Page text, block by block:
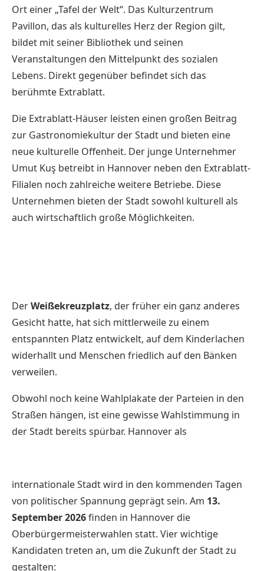
Ort einer „Tafel der Welt“. Das Kulturzentrum
Pavillon, das als kulturelles Herz der Region gilt,
bildet mit seiner Bibliothek und seinen
Veranstaltungen den Mittelpunkt des sozialen
Lebens. Direkt gegenüber befindet sich das
berühmte Extrablatt.
Die Extrablatt-Häuser leisten einen großen Beitrag
zur Gastronomiekultur der Stadt und bieten eine
neue kulturelle Offenheit. Der junge Unternehmer
Umut Kuş betreibt in Hannover neben den Extrablatt-
Filialen noch zahlreiche weitere Betriebe. Diese
Unternehmen bieten der Stadt sowohl kulturell als
auch wirtschaftlich große Möglichkeiten.
DerWeißekreuzplatz, der früher ein ganz anderes
Gesicht hatte, hat sich mittlerweile zu einem
entspannten Platz entwickelt, auf dem Kinderlachen
widerhallt und Menschen friedlich auf den Bänken
verweilen.
Obwohl noch keine Wahlplakate der Parteien in den
Straßen hängen, ist eine gewisse Wahlstimmung in
der Stadt bereits spürbar. Hannover als
internationale Stadt wird in den kommenden Tagen
von politischer Spannung geprägt sein. Am 13.
September 2026finden in Hannover die
Oberbürgermeisterwahlen statt. Vier wichtige
Kandidaten treten an, um die Zukunft der Stadt zu
gestalten: